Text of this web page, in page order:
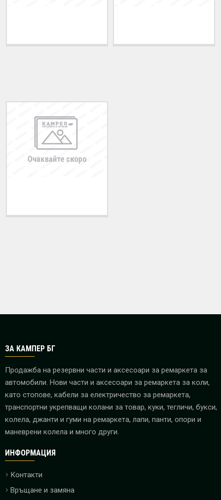
ЗА КАМПЕР БГ
Продажба на резервни части и аксесоари за ремаркета за
автомобили. Нови части и аксесоари за ремаркета за коли,
като стопове, кабели за електричество за ремаркета,
транспортни укрепващи колани за товар, куки, тегличи, букси,
колела, джанти и гуми на ремаркета, лапи, панти, опори и
маневрени колела и много други.
ИНФОРМАЦИЯ
Контакти
Връщане и замяна